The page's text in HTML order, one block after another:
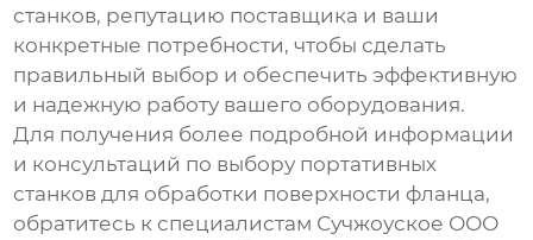
станков, репутацию поставщика и ваши
конкретные потребности, чтобы сделать
правильный выбор и обеспечить эффективную
и надежную работу вашего оборудования.
Для получения более подробной информации
и консультаций по выбору портативных
станков для обработки поверхности фланца,
обратитесь к специалистам Сучжоуское ООО